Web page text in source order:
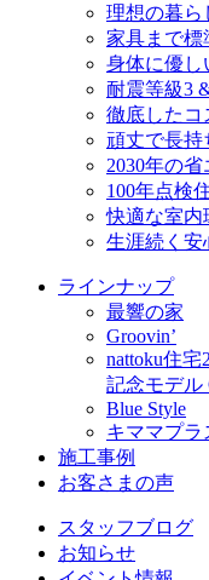
理想の暮ら
家具まで標
身体に優し
耐震等級3
徹底したコ
頑丈で長持
2030年の
100年点検
快適な室内
生涯続く安
ラインナップ
最響の家
Groovin’
nattoku住宅
記念モデル
Blue Style
キママプラ
施工事例
お客さまの声
スタッフブログ
お知らせ